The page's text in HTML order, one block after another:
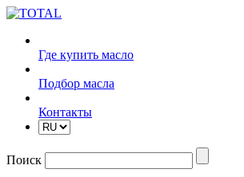
Где купить масло
Подбор масла
Контакты
Поиск